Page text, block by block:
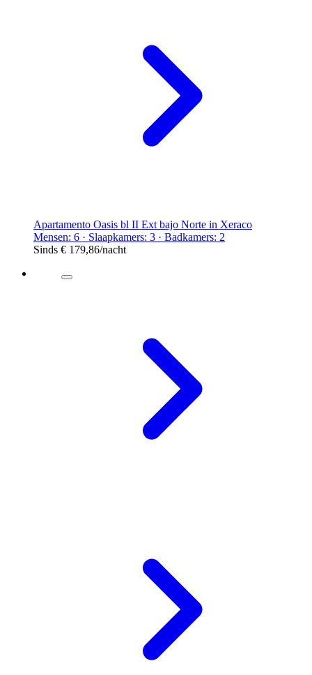
Apartamento Oasis bl II Ext bajo Norte in Xeraco
Mensen: 6 · Slaapkamers: 3 · Badkamers: 2
Sinds € 179,86/nacht